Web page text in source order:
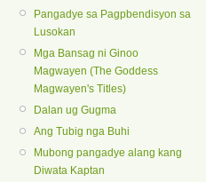
Pangadye sa Pagpbendisyon sa
Lusokan
Mga Bansag ni Ginoo
Magwayen (The Goddess
Magwayen's Titles)
Dalan ug Gugma
Ang Tubig nga Buhi
Mubong pangadye alang kang
Diwata Kaptan